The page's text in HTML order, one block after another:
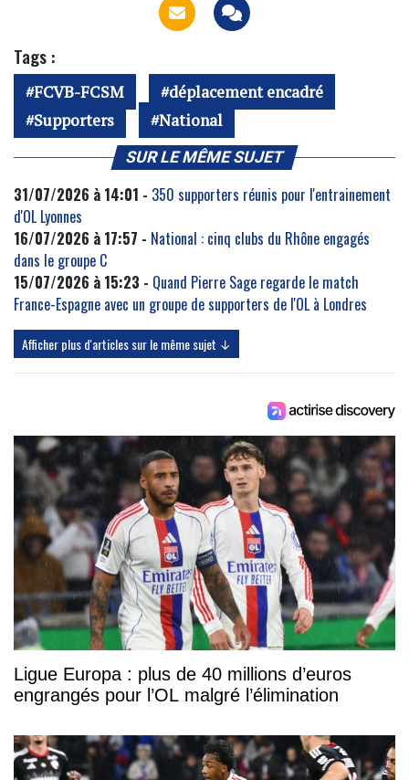
Tags :
FCVB-FCSM
déplacement encadré
Supporters
National
SUR LE MÊME SUJET
31/07/2026 à 14:01 - 350 supporters réunis pour l'entrainement
d'OL Lyonnes
16/07/2026 à 17:57 - National : cinq clubs du Rhône engagés
dans le groupe C
15/07/2026 à 15:23 - Quand Pierre Sage regarde le match
France-Espagne avec un groupe de supporters de l'OL à Londres
Afficher plus d'articles sur le même sujet ↓
Ligue Europa : plus de 40 millions d’euros
engrangés pour l’OL malgré l’élimination